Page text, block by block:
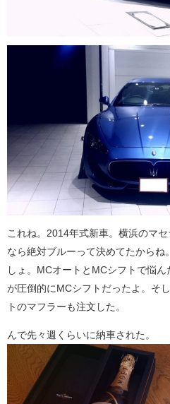
これね。2014年式新車。横浜のマ
なら絶対ブルーって決めてたからね
しょ。MCオートとMCシフトで悩
が圧倒的にMCシフトだったよ。そ
トのマフラーも注文した。
んで先々週くらいに納車された。